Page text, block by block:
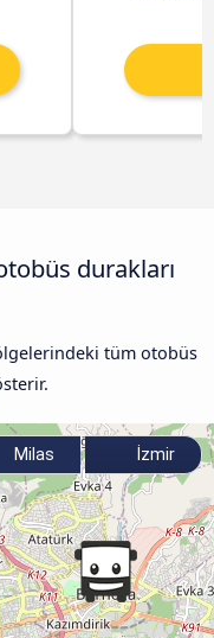
durakları
tüm otobüs
Milas İzmir